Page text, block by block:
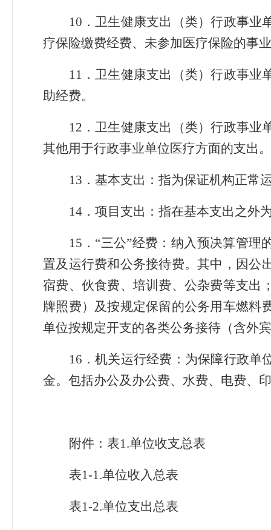
10．卫生健康支出（类）行政事业
疗保险缴费经费、未参加医疗保险的事
11．卫生健康支出（类）行政事业
助经费。
12．卫生健康支出（类）行政事业
其他用于行政事业单位医疗方面的支出。
13．基本支出：指为保证机构正常
14．项目支出：指在基本支出之外
15．“三公”经费：纳入预决算管
置及运行费和公务接待费。其中，因公
宿费、伙食费、培训费、公杂费等支出
牌照费）及按规定保留的公务用车燃料
单位按规定开支的各类公务接待（含外
16．机关运行经费：为保障行政单
金。包括办公及办公费、水费、电费、
附件：表1.单位收支总表
表1-1.单位收入总表
表1-2.单位支出总表